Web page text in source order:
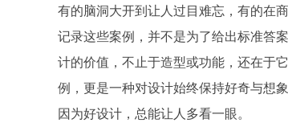
有的脑洞大开到让人过目难忘，有的在
记录这些案例，并不是为了给出标准答
计的价值，不止于造型或功能，还在于
例，更是一种对设计始终保持好奇与想象
因为好设计，总能让人多看一眼。